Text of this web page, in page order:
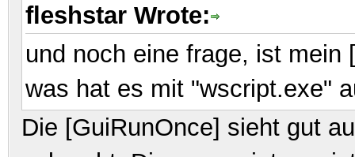
fleshstar Wrote:
und noch eine frage, ist mein
was hat es mit "wscript.exe"
Die [GuiRunOnce] sieht gut